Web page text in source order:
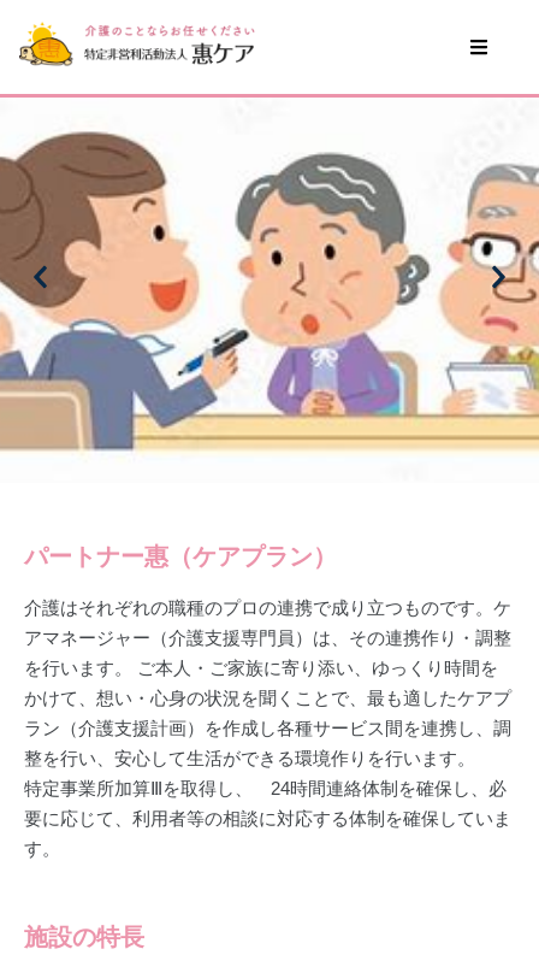
パートナー惠（ケアプラン）
介護はそれぞれの職種のプロの連携で成り立つものです。ケ
アマネージャー（介護支援専門員）は、その連携作り・調整
を行います。 ご本人・ご家族に寄り添い、ゆっくり時間を
かけて、想い・心身の状況を聞くことで、最も適したケアプ
ラン（介護支援計画）を作成し各種サービス間を連携し、調
整を行い、安心して生活ができる環境作りを行います。
特定事業所加算Ⅲを取得し、 24時間連絡体制を確保し、必
要に応じて、利用者等の相談に対応する体制を確保していま
す。
施設の特長